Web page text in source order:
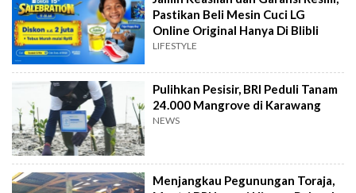
Pastikan Beli Mesin Cuci LG
Online Original Hanya Di Blibli
LIFESTYLE
Pulihkan Pesisir, BRI Peduli Tanam
24.000 Mangrove di Karawang
NEWS
Menjangkau Pegunungan Toraja,